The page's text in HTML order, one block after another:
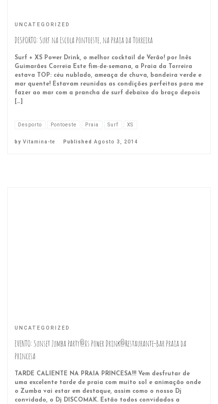
UNCATEGORIZED
DESPORTO: Surf na Escola Pontoeste, na Praia da Torreira
Surf + XS Power Drink, o melhor cocktail de Verão! por Inês
Guimarães Correia Este fim-de-semana, a Praia da Torreira
estava TOP: céu nublado, ameaça de chuva, bandeira verde e
mar quente! Estavam reunidas as condições perfeitas para me
fazer ao mar com a prancha de surf debaixo do braço depois
[…]
Desporto Pontoeste Praia Surf XS
by Vitamina-te Published Agosto 3, 2014
UNCATEGORIZED
EVENTO: Sunset Zumba Party@Xs Power Drink@Restaurante-Bar Praia da
Princesa
TARDE CALIENTE NA PRAIA PRINCESA!!! Vem desfrutar de
uma excelente tarde de praia com muito sol e animação onde
o Zumba vai estar em destaque, assim como o nosso Dj
convidado, o Dj DISCOMAK. Estão todos convidados a